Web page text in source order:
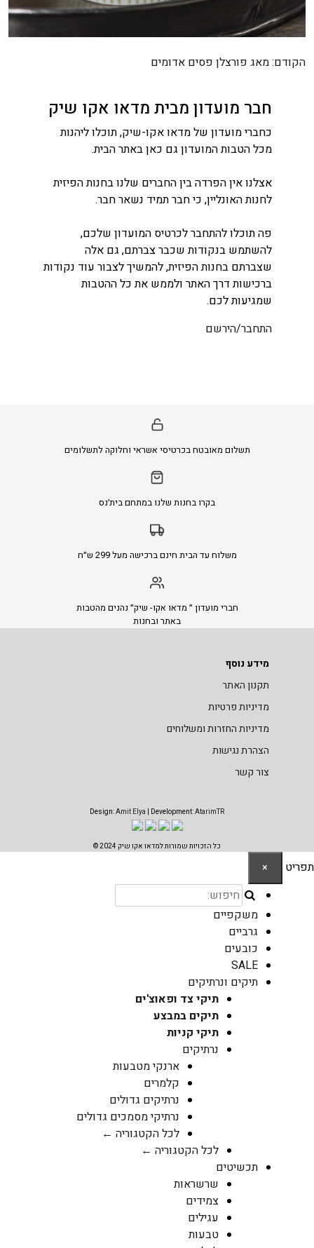
ניווט
הקודם:מאג פורצלן פסים אדומים
חבר מועדון מבית מדאו אקו שיק
כחברי מועדון של מדאו אקו-שיק, תוכלו ליהנות
מכל הטבות המועדון גם כאן באתר הבית.
אצלנו אין הפרדה בין החברים שלנו בחנות הפיזית
לחנות האונליין, כי חבר תמיד נשאר חבר.
פה תוכלו להתחבר לכרטיס המועדון שלכם,
להשתמש בנקודות שכבר צברתם, גם אלה
שצברתם בחנות הפיזית, להמשיך לצבור עוד נקודות
ברכישות דרך האתר ולממש את כל ההטבות
שמגיעות לכם.
התחבר/הירשם
תשלום מאובטח בכרטיסי אשראי וחלוקה לתשלומים
בקרו בחנות שלנו במתחם בית׳נס
משלוח עד הבית חינם ברכישה מעל 299 ש״ח
חברי מועדון ״ מדאו אקו- שיק״ נהנים מהטבות
באתר ובחנות
מידע נוסף
תקנון האתר
מדיניות פרטיות
מדיניות החזרות ומשלוחים
הצהרת נגישות
צור קשר
Design:Amit Elya | Development:AtarimTR
כל הזכויות שמורות למדאו אקו שיק 2024 ©
תפריט ×
משקפיים
גרביים
כובעים
SALE
תיקים ונרתיקים
תיקי צד ופאוצ'ים
תיקים במבצע
תיקי קניות
נרתיקים
ארנקי מטבעות
קלמרים
נרתיקים גדולים
נרתיקי מסמכים גדולים
לכל הקטגוריה ←
לכל הקטגוריה ←
תכשיטים
שרשראות
צמידים
עגילים
טבעות